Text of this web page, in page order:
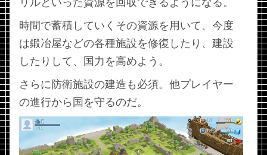
時間で蓄積していくその資源を用いて、今度
は鍛冶屋などの各種施設を修復したり、建設
したりして、国力を高めよう。
さらに防衛施設の建造も必須。他プレイヤー
の進行から国を守るのだ。